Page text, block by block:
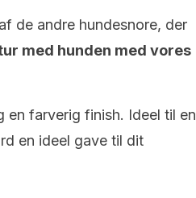
de andre ​​hundesnore, der
med hunden med vores
en farverig finish. Ideel til en
en ideel gave til dit